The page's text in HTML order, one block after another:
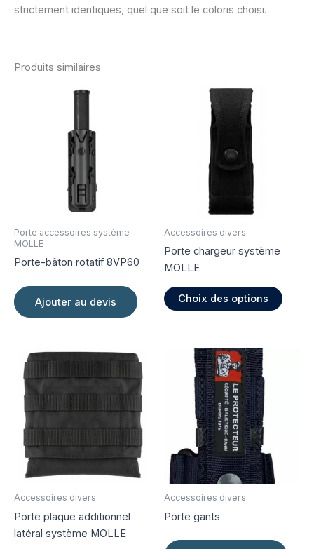
strictement identiques, quel que soit le coloris choisi.
Produits similaires
Porte accessoires système
MOLLE
Porte-bâton rotatif 8VP60
Ajouter au devis
Accessoires divers
Porte chargeur système
MOLLE
Choix des options
Accessoires divers
Porte plaque additionnel
latéral système MOLLE
Accessoires divers
Porte gants